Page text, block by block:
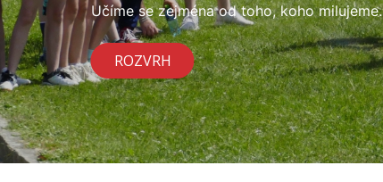
Učíme se zejména od toho, koho milujeme.
ROZVRH